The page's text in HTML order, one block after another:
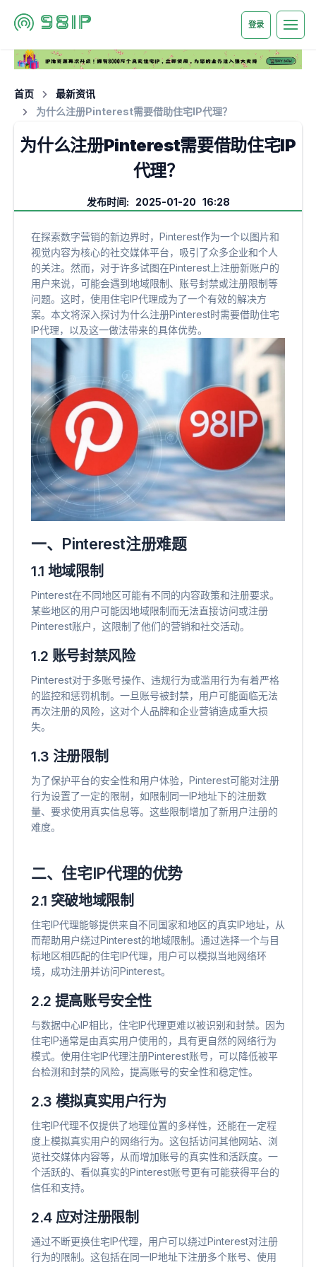
登录
首页
最新资讯
为什么注册Pinterest需要借助住宅IP代理？
为什么注册Pinterest需要借助住宅IP
代理？
发布时间: 2025-01-20 16:28
在探索数字营销的新边界时，Pinterest作为一个以图片和
视觉内容为核心的社交媒体平台，吸引了众多企业和个人
的关注。然而，对于许多试图在Pinterest上注册新账户的
用户来说，可能会遇到地域限制、账号封禁或注册限制等
问题。这时，使用住宅IP代理成为了一个有效的解决方
案。本文将深入探讨为什么注册Pinterest时需要借助住宅
IP代理，以及这一做法带来的具体优势。
一、Pinterest注册难题
1.1 地域限制
Pinterest在不同地区可能有不同的内容政策和注册要求。
某些地区的用户可能因地域限制而无法直接访问或注册
Pinterest账户，这限制了他们的营销和社交活动。
1.2 账号封禁风险
Pinterest对于多账号操作、违规行为或滥用行为有着严格
的监控和惩罚机制。一旦账号被封禁，用户可能面临无法
再次注册的风险，这对个人品牌和企业营销造成重大损
失。
1.3 注册限制
为了保护平台的安全性和用户体验，Pinterest可能对注册
行为设置了一定的限制，如限制同一IP地址下的注册数
量、要求使用真实信息等。这些限制增加了新用户注册的
难度。
二、住宅IP代理的优势
2.1 突破地域限制
住宅IP代理能够提供来自不同国家和地区的真实IP地址，从
而帮助用户绕过Pinterest的地域限制。通过选择一个与目
标地区相匹配的住宅IP代理，用户可以模拟当地网络环
境，成功注册并访问Pinterest。
2.2 提高账号安全性
与数据中心IP相比，住宅IP代理更难以被识别和封禁。因为
住宅IP通常是由真实用户使用的，具有更自然的网络行为
模式。使用住宅IP代理注册Pinterest账号，可以降低被平
台检测和封禁的风险，提高账号的安全性和稳定性。
2.3 模拟真实用户行为
住宅IP代理不仅提供了地理位置的多样性，还能在一定程
度上模拟真实用户的网络行为。这包括访问其他网站、浏
览社交媒体内容等，从而增加账号的真实性和活跃度。一
个活跃的、看似真实的Pinterest账号更有可能获得平台的
信任和支持。
2.4 应对注册限制
通过不断更换住宅IP代理，用户可以绕过Pinterest对注册
行为的限制。这包括在同一IP地址下注册多个账号、使用